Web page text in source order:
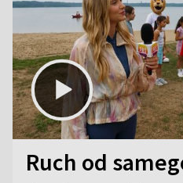
Ruch od